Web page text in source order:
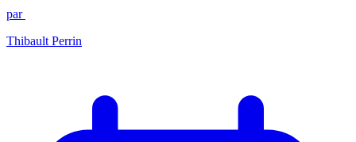
par
Thibault Perrin